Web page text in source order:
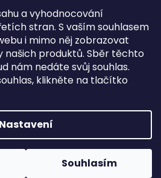
a vyhodnocování
stran. S vaším souhlasem
i mimo něj zobrazovat
našich produktů. Sběr těchto
nám nedáte svůj souhlas.
klikněte na tlačítko
Nastavení
Souhlasím